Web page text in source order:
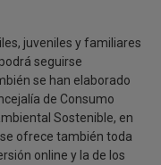
juveniles y familiares
seguirse
se han elaborado
de Consumo
Sostenible, en
ofrece también toda
online y la de los